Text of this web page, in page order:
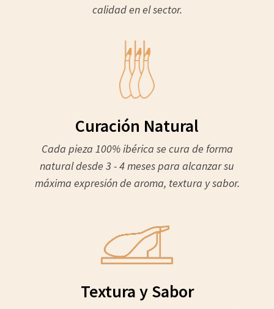
calidad en el sector.
Curación Natural
Cada pieza 100% ibérica se cura de forma
natural desde 3 - 4 meses para alcanzar su
máxima expresión de aroma, textura y sabor.
Textura y Sabor